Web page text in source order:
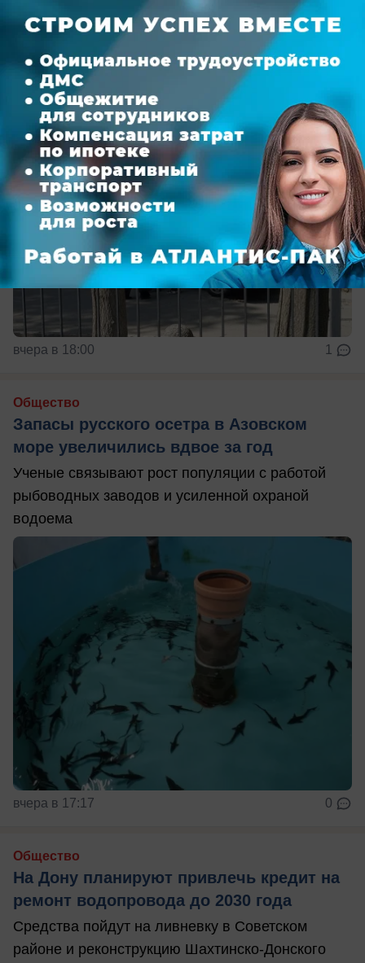
Свиридовых
Граждане заподозрили, что судья хочет закрыть
процесс от общественности
вчера в 18:00 1
Общество
Запасы русского осетра в Азовском
море увеличились вдвое за год
Ученые связывают рост популяции с работой
рыбоводных заводов и усиленной охраной
водоема
вчера в 17:17 0
Общество
На Дону планируют привлечь кредит на
ремонт водопровода до 2030 года
Средства пойдут на ливневку в Советском
районе и реконструкцию Шахтинско-Донского